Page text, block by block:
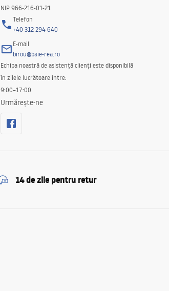
NIP 966-216-01-21
Telefon
+40 312 294 640
E-mail
birou@baie-rea.ro
Echipa noastră de asistență clienți este disponibilă
în zilele lucrătoare între:
9:00–17:00
Urmărește-ne
14 de zile pentru retur